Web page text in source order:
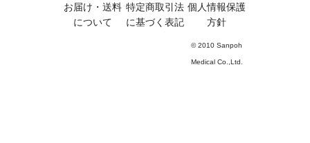
お届け・送料
について
特定商取引法
に基づく表記
個人情報保護
方針
© 2010 Sanpoh
Medical Co.,Ltd.